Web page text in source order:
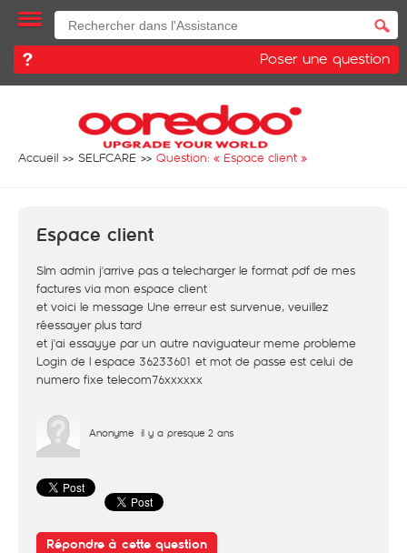
Poser une question
Accueil SELFCARE Question: « Espace client »
Espace client
Slm admin j'arrive pas a telecharger le format pdf de mes
factures via mon espace client
et voici le message Une erreur est survenue, veuillez
réessayer plus tard
et j'ai essayye par un autre naviguateur meme probleme
Login de l espace 36233601 et mot de passe est celui de
numero fixe telecom76xxxxxx
Anonyme il y a presque 2 ans
Répondre à cette question